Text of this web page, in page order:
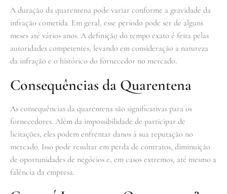
A duração da quarentena pode variar conforme a gravidade da
infração cometida. Em geral, esse período pode ser de alguns
meses até vários anos. A definição do tempo exato é feita pelas
autoridades competentes, levando em consideração a natureza
da infração e o histórico do fornecedor no mercado.
Consequências da Quarentena
As consequências da quarentena são significativas para os
fornecedores. Além da impossibilidade de participar de
licitações, eles podem enfrentar danos à sua reputação no
mercado. Isso pode resultar em perda de contratos, diminuição
de oportunidades de negócios e, em casos extremos, até mesmo a
falência da empresa.